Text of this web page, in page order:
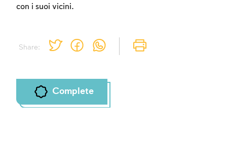
Share:
con i suoi vicini.
Complete